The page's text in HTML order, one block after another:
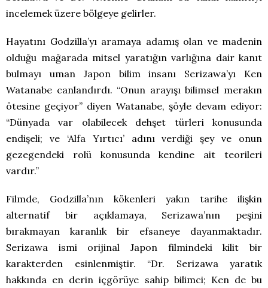
incelemek üzere bölgeye gelirler.
Hayatını Godzilla’yı aramaya adamış olan ve madenin
olduğu mağarada mitsel yaratığın varlığına dair kanıt
bulmayı uman Japon bilim insanı Serizawa’yı Ken
Watanabe canlandırdı. “Onun arayışı bilimsel merakın
ötesine geçiyor” diyen Watanabe, şöyle devam ediyor:
“Dünyada var olabilecek dehşet türleri konusunda
endişeli; ve ‘Alfa Yırtıcı’ adını verdiği şey ve onun
gezegendeki rolü konusunda kendine ait teorileri
vardır.”
Filmde, Godzilla’nın kökenleri yakın tarihe ilişkin
alternatif bir açıklamaya, Serizawa’nın peşini
bırakmayan karanlık bir efsaneye dayanmaktadır.
Serizawa ismi orijinal Japon filmindeki kilit bir
karakterden esinlenmiştir. “Dr. Serizawa yaratık
hakkında en derin içgörüye sahip bilimci; Ken de bu